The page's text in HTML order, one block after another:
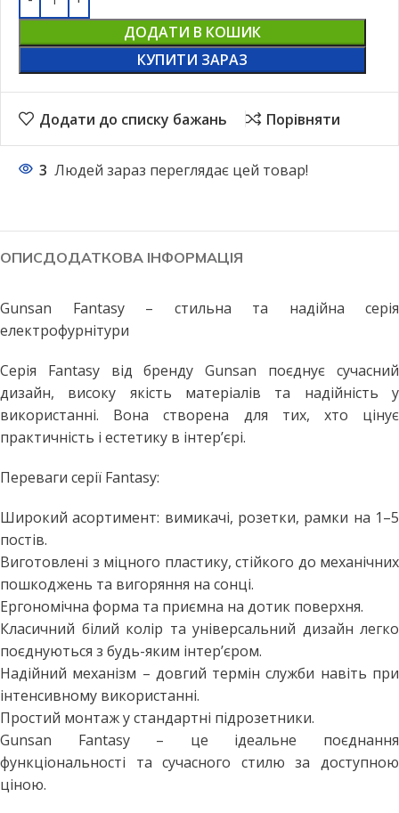
ДОДАТИ В КОШИК
КУПИТИ ЗАРАЗ
Додати до списку бажань Порівняти
3 Людей зараз переглядає цей товар!
ОПИСДОДАТКОВА ІНФОРМАЦІЯ
Gunsan Fantasy – стильна та надійна серія
електрофурнітури
Серія Fantasy від бренду Gunsan поєднує сучасний
дизайн, високу якість матеріалів та надійність у
використанні. Вона створена для тих, хто цінує
практичність і естетику в інтер’єрі.
Переваги серії Fantasy:
Широкий асортимент: вимикачі, розетки, рамки на 1–5
постів.
Виготовлені з міцного пластику, стійкого до механічних
пошкоджень та вигоряння на сонці.
Ергономічна форма та приємна на дотик поверхня.
Класичний білий колір та універсальний дизайн легко
поєднуються з будь-яким інтер’єром.
Надійний механізм – довгий термін служби навіть при
інтенсивному використанні.
Простий монтаж у стандартні підрозетники.
Gunsan Fantasy – це ідеальне поєднання
функціональності та сучасного стилю за доступною
ціною.